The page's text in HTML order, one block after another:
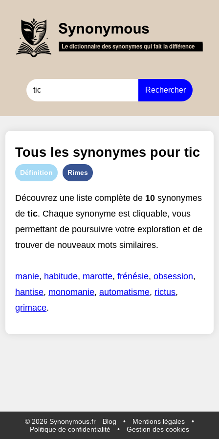
Rechercher
Tous les synonymes pourtic
Définition Rimes
Découvrez une liste complète de 10 synonymes
detic. Chaque synonyme est cliquable, vous
permettant de poursuivre votre exploration et de
trouver de nouveaux mots similaires.
manie, habitude, marotte,frénésie,obsession,
hantise, monomanie,automatisme, rictus,
grimace.
© 2026 Synonymous.fr Blog • Mentions légales
•
Politique de confidentialité
• Gestion des cookies